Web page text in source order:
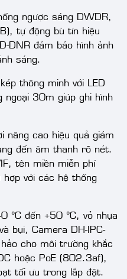
ngược sáng DWDR,
tự động bù tín hiệu
DNR đảm bảo hình ảnh
sáng.
thông minh với LED
30m giúp ghi hình
nâng cao hiệu quả giám
đến âm thanh rõ nét.
tên miền miễn phí
với các hệ thống
°C đến +50 °C, vỏ nhựa
bụi, Camera DH-IPC-
cho môi trường khắc
hoặc PoE (802.3af),
tối ưu trong lắp đặt.